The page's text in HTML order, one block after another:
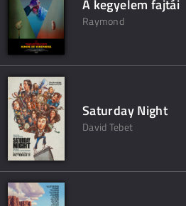
A kegyelem fajtái
Raymond
Saturday Night
David Tebet